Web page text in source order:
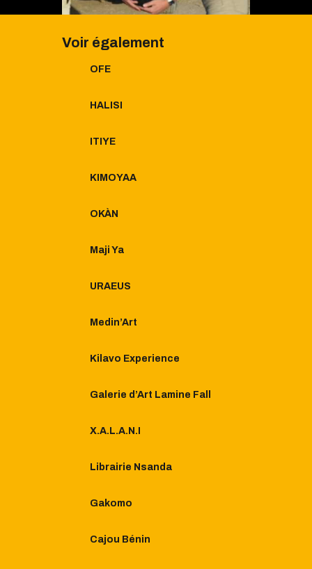
Voir également
OFE
HALISI
ITIYE
KIMOYAA
OKÀN
Maji Ya
URAEUS
Medin’Art
Kilavo Experience
Galerie d’Art Lamine Fall​
X.A.L.A.N.I
Librairie Nsanda
Gakomo
Cajou Bénin